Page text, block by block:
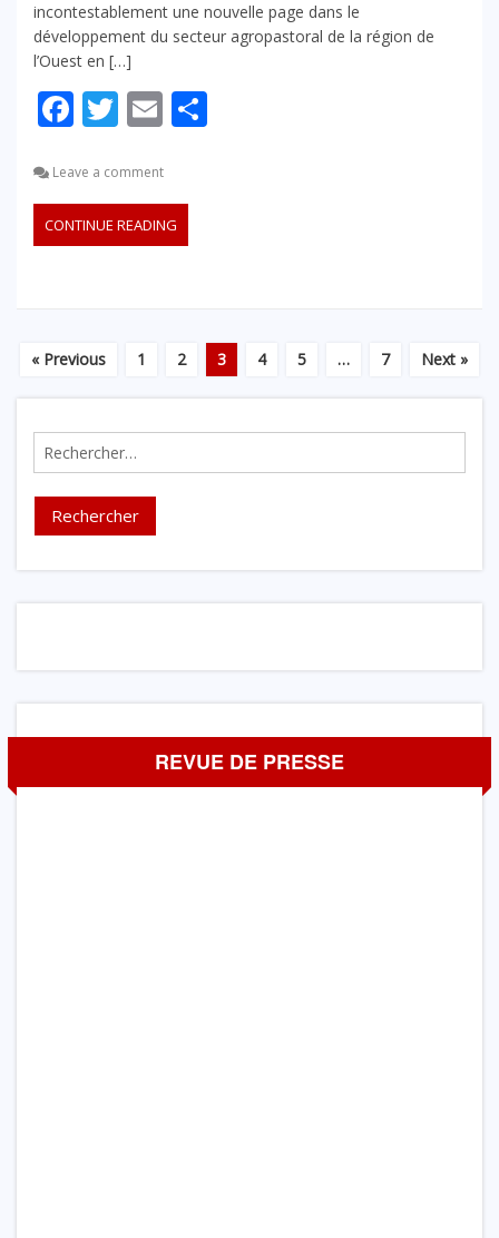
incontestablement une nouvelle page dans le
développement du secteur agropastoral de la région de
l’Ouest en […]
Facebook
Twitter
Email
Leave a comment
CONTINUE READING
« Previous 1 2 3 4 5 … 7 Next »
Rechercher :
REVUE DE PRESSE